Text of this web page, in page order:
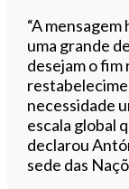
“A
uma grande
desejam o fim
necessidade
escala global
declarou
sede das